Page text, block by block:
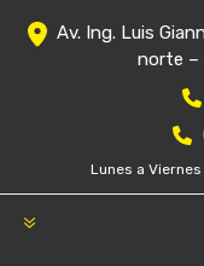
Av. Ing. Luis
norte –
Lunes a